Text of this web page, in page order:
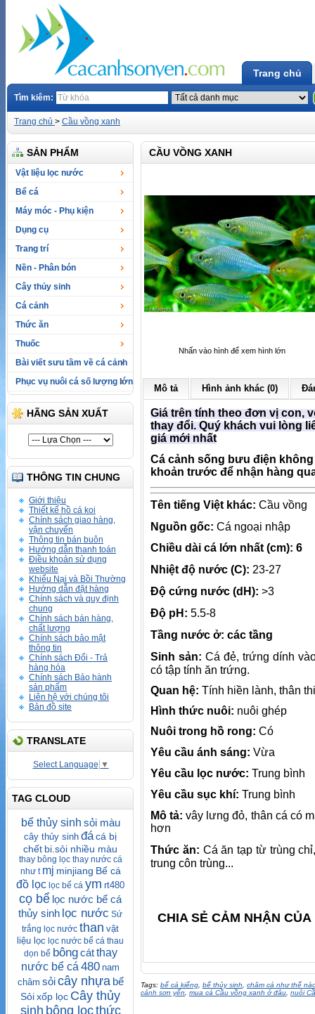
Trang chủ
Tìm kiêm:
Trang chủ > Cầu vồng xanh
SẢN PHẨM
Vật liệu lọc nước
Bể cá
Máy móc - Phụ kiện
Dụng cụ
Trang trí
Nền - Phân bón
Cây thủy sinh
Cá cảnh
Thức ăn
Thuốc
Bài viết sưu tầm về cá cảnh
Phục vụ nuôi cá số lượng lớn
HÃNG SẢN XUẤT
THÔNG TIN CHUNG
Giới thiệu
Thiết kế hồ cá koi
Chính sách giao hàng,
vận chuyển
Thông tin bán buôn
Hướng dẫn thanh toán
Điều khoản sử dụng
website
Khiếu Nại và Bồi Thường
Hướng dẫn đặt hàng
Chính sách và quy định
chung
Chính sách bán hàng,
chất lượng
Chính sách bảo mật
thông tin
Chính sách Đổi - Trả
hàng hóa
Chính sách Bảo hành
sản phẩm
Liên hệ với chúng tôi
Bản đồ site
TRANSLATE
Select Language ▼
TAG CLOUD
bể thủy sinh sỏi màu
cây thủy sinh đácá bị
chết bi.sỏi nhiều màu
thay bông lọc thay nước cá
như t mj minjiang Bể cá
đồ lọc lọc bể cá ym rt480
cọ bể lọc nước bể cá
thủy sinh lọc nước Sứ
trắng lọc nước than vật
liệu lọc lọc nước bể cá thau
dọn bể bông cát thay
nước bể cá 480 nam
châm sỏi cây nhựa bể
Sỏixốp lọc Cây thủy
sinh bông lọcthức
CẦU VỒNG XANH
Nhấn vào hình để xem hình lớn
Mô tả Hình ảnh khác (0)
Giá trên tính theo đơn vị con,
thay đổi. Quý khách vui lòng
giá mới nhất
Cá cảnh sống bưu điện
khoản trước để nhận hàng
Tên tiếng Việt khác: Cầu vồng
Nguồn gốc: Cá ngoại nhập
Chiều dài cá lớn nhất (cm): 6
Nhiệt độ nước (C): 23-27
Độ cứng nước (dH): >3
Độ pH: 5.5-8
Tầng nước ở: các tầng
Sinh sản: Cá đẻ, trứng dính
có tập tính ăn trứng.
Quan hệ: Tính hiền lành, thân
Hình thức nuôi: nuôi ghép
Nuôi trong hồ rong: Có
Yêu cầu ánh sáng: Vừa
Yêu cầu lọc nước: Trung bình
Yêu cầu sục khí: Trung bình
Mô tả:vây lưng đỏ, thân cá có
hơn
Thức ăn: Cá ăn tạp từ trùng
trung côn trùng...
CHIA SẺ CẢM NHẬN
Tags: bể cá kiểng bể thủy sinh
chăm cá như thế
cảnh sơn yến
mua cá Cầu vồng xanh ở đâu nuôi